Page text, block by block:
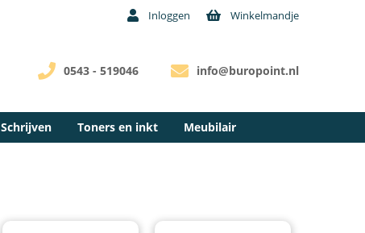
Inloggen Winkelmandje
info@buropoint.nl
0543 - 519046
Schrijven Toners en inkt Meubilair